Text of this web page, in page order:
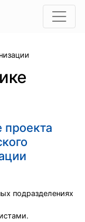
проекта
подразделениях